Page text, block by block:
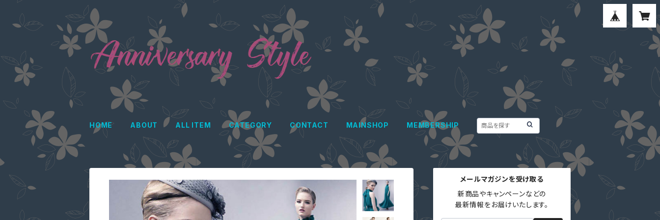
HOME ABOUT ALL ITEM CATEGORY CONTACT MAINSHOP MEMBERSHIP
メールマガジンを受け取る
新商品やキャンペーンなどの
最新情報をお届けいたします。